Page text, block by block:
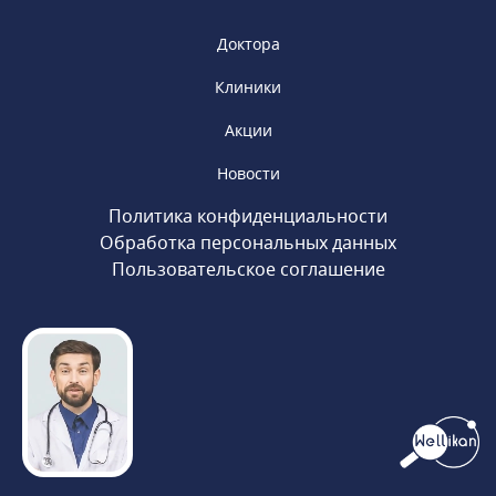
Доктора
Клиники
Акции
Новости
Политика конфиденциальности
Обработка персональных данных
Пользовательское соглашение